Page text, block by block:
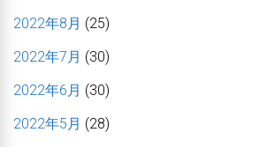
2022年8月 (25)
2022年7月 (30)
2022年6月 (30)
2022年5月 (28)